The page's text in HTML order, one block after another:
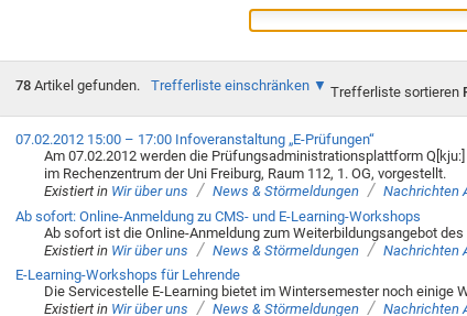
78Artikel gefunden. Trefferliste einschränken Trefferliste sortieren
07.02.2012 15:00 – 17:00 Infoveranstaltung „E-Prüfungen“
Am 07.02.2012 werden die Prüfungsadministrationsplattform
im Rechenzentrum der Uni Freiburg, Raum 112, 1. OG, vorgestellt.
Existiert in Wir über uns / News & Störmeldungen / Nachrichten
Ab sofort: Online-Anmeldung zu CMS- und E-Learning-Workshops
Ab sofort ist die Online-Anmeldung zum Weiterbildungsangebot
Existiert in Wir über uns / News & Störmeldungen / Nachrichten
E-Learning-Workshops für Lehrende
Die Servicestelle E-Learning bietet im Wintersemester noch einige
Existiert in Wir über uns / News & Störmeldungen / Nachrichten